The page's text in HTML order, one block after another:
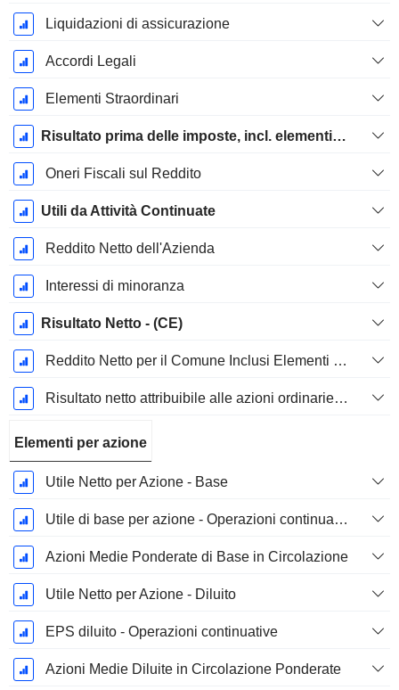
Liquidazioni di assicurazione
Accordi Legali
Elementi Straordinari
Risultato prima delle imposte, incl. elementi insoliti
Oneri Fiscali sul Reddito
Utili da Attività Continuate
Reddito Netto dell'Azienda
Interessi di minoranza
Risultato Netto - (CE)
Reddito Netto per il Comune Inclusi Elementi Straordinari
Risultato netto attribuibile alle azioni ordinarie escl. elementi straordinari
Elementi per azione
Utile Netto per Azione - Base
Utile di base per azione - Operazioni continuative
Azioni Medie Ponderate di Base in Circolazione
Utile Netto per Azione - Diluito
EPS diluito - Operazioni continuative
Azioni Medie Diluite in Circolazione Ponderate